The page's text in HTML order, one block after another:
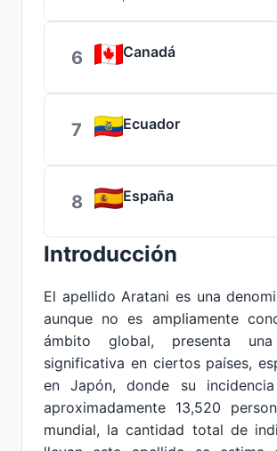
6 Canadá
7 Ecuador
8 España
Introducción
El apellido Aratani es una
aunque no es ampliamente
ámbito global, presenta una
significativa en ciertos países,
en Japón, donde su
aproximadamente 13,520
mundial, la cantidad total de